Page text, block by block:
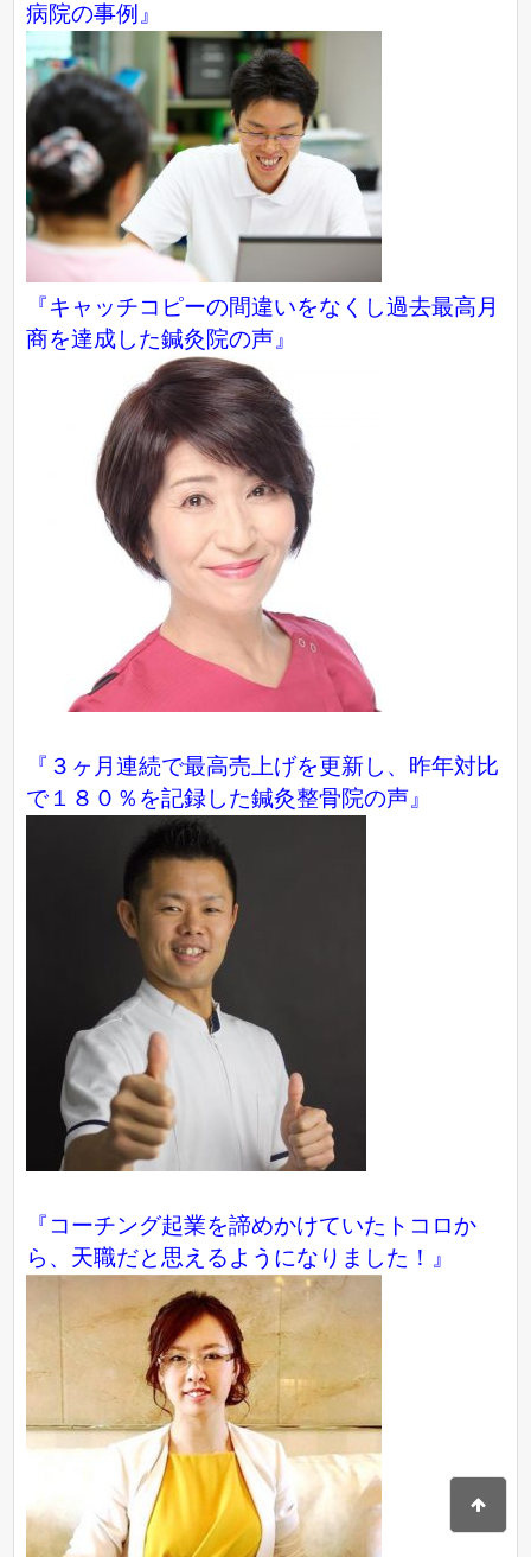
病院の事例』
『キャッチコピーの間違いをなくし過去最高月
商を達成した鍼灸院の声』
『３ヶ月連続で最高売上げを更新し、昨年対比
で１８０％を記録した鍼灸整骨院の声』
『コーチング起業を諦めかけていたトコロか
ら、天職だと思えるようになりました！』